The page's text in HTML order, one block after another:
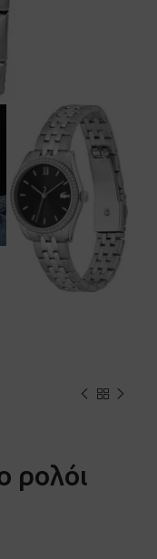
ρολόι